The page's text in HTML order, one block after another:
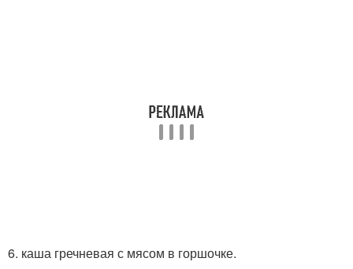
6. каша гречневая с мясом в горшочке.